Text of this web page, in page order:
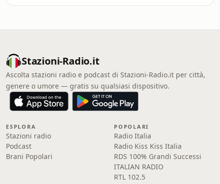
Stazioni-Radio.it
Ascolta stazioni radio e podcast di Stazioni-Radio.it per città,
genere o umore — gratis su qualsiasi dispositivo.
ESPLORA
Stazioni radio
Podcast
Brani Popolari
POPOLARI
Radio Italia
Radio Kiss Kiss Italia
RDS 100% Grandi Successi
ITALIAN RADIO
RTL 102.5